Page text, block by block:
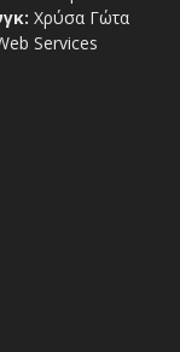
Χρύσα Γώτα
Services